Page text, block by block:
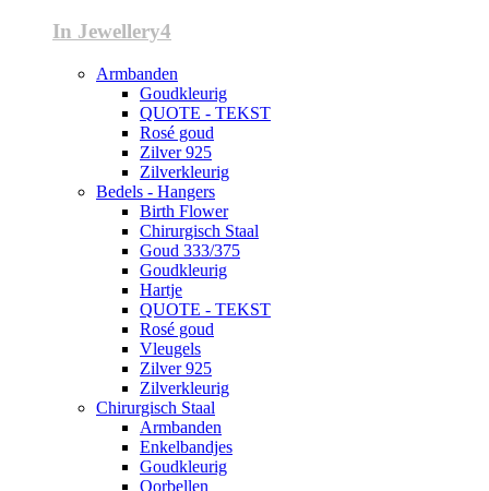
In Jewellery4
Armbanden
Goudkleurig
QUOTE - TEKST
Rosé goud
Zilver 925
Zilverkleurig
Bedels - Hangers
Birth Flower
Chirurgisch Staal
Goud 333/375
Goudkleurig
Hartje
QUOTE - TEKST
Rosé goud
Vleugels
Zilver 925
Zilverkleurig
Chirurgisch Staal
Armbanden
Enkelbandjes
Goudkleurig
Oorbellen